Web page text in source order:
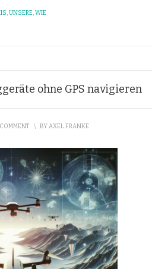
,UNSERE,WIE
ohne GPS navigieren
\ BYAXEL FRANKE